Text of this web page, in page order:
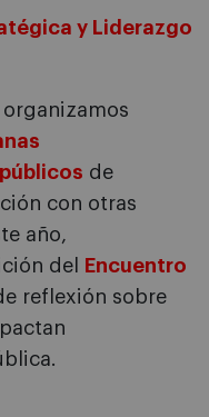
y Liderazgo
de
con otras
año,
del
Encuentro
reflexión sobre